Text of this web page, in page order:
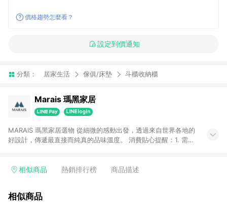
價格趨勢怎麼看？
設定到價通知
分類： 居家生活 傢俱/床墊 斗櫃收納櫃
Marais 瑪黑家居
MARAIS 瑪黑家居選物 從細微的感動出發，透過來自世界各地的
好設計，傳遞最直接而純真的品味溫度。 消費貼心提醒：1. 需透
APP下單，將不符合贈點資格。 3. 點數將於出貨後60天前後發
相似商品 熱銷排行榜 商品描述
相似商品